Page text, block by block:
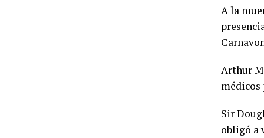
A la
Arthur
médicos
Sir
obligó a